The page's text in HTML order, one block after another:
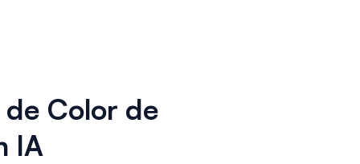
Color de
IA